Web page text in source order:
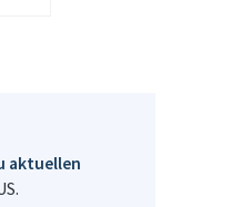
aktuellen